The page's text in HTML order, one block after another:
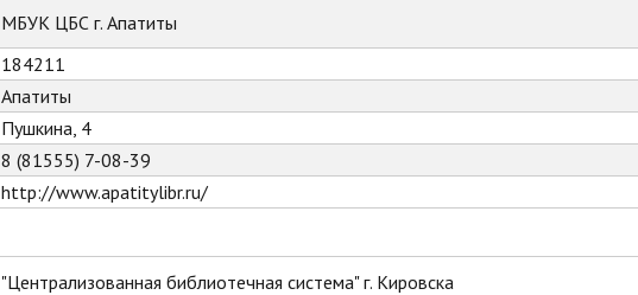
МБУК ЦБС г. Апатиты
184211
Апатиты
Пушкина, 4
8 (81555) 7-08-39
http://www.apatitylibr.ru/
"Централизованная библиотечная система" г. Кировска